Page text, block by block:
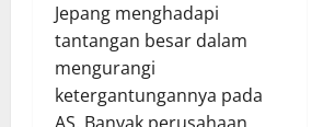
Jepang menghadapi
tantangan besar dalam
mengurangi
ketergantungannya pada